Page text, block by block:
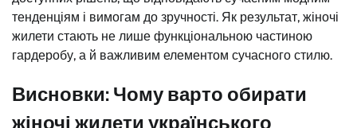
тенденціям і вимогам до зручності. Як результат, жіночі
жилети стають не лише функціональною частиною
гардеробу, а й важливим елементом сучасного стилю.
Висновки: Чому варто обирати
жіночі жилети українського